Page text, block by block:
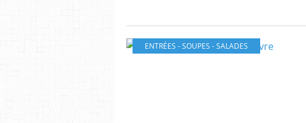
ENTRÉES - SOUPES - SALADES